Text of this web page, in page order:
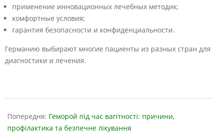
применение инновационных лечебных методик;
комфортные условия;
гарантия безопасности и конфиденциальности.
Германию выбирают многие пациенты из разных стран для
диагностики и лечения.
04-
05
Попередня: Геморой під час вагітності: причини,
профілактика та безпечне лікування